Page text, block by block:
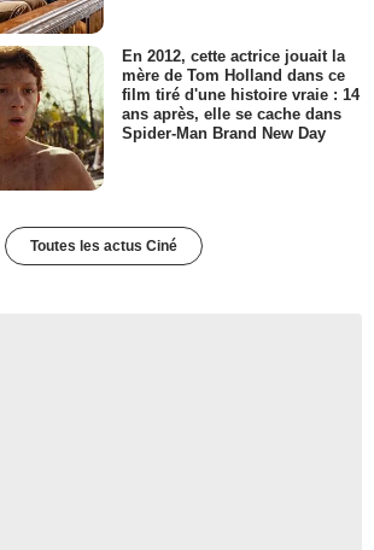
En 2012, cette actrice jouait la
mère de Tom Holland dans ce
film tiré d'une histoire vraie : 14
ans après, elle se cache dans
Spider-Man Brand New Day
Toutes les actus Ciné